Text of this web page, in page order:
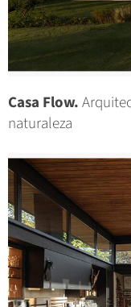
Casa Flow.
naturaleza